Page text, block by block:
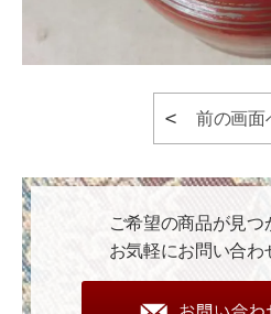
前の画面
ご希望の商品が見つ
お気軽にお問い合わ